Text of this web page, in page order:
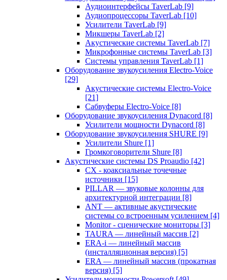
Аудиоинтерфейсы TaverLab [9]
Аудиопроцессоры TaverLab [10]
Усилители TaverLab [9]
Микшеры TaverLab [2]
Акустические системы TaverLab [7]
Микрофонные системы TaverLab [3]
Системы управления TaverLab [1]
Оборудование звукоусиления Electro-Voice
[29]
Акустические системы Electro-Voice
[21]
Сабвуферы Electro-Voice [8]
Оборудование звукоусиления Dynacord [8]
Усилители мощности Dynacord [8]
Оборудование звукоусиления SHURE [9]
Усилители Shure [1]
Громкоговорители Shure [8]
Акустические системы DS Proaudio [42]
CX - коаксиальные точечные
источники [15]
PILLAR — звуковые колонны для
архитектурной интеграции [8]
ANT — активные акустические
системы со встроенным усилением [4]
Monitor - сценические мониторы [3]
TAURA — линейный массив [2]
ERA-i — линейный массив
(инсталляционная версия) [5]
ERA — линейный массив (прокатная
версия) [5]